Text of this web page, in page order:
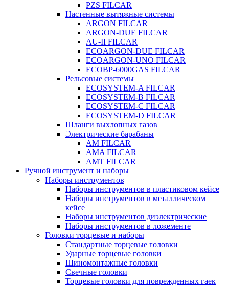
PZS FILCAR
Настенные вытяжные системы
ARGON FILCAR
ARGON-DUE FILCAR
AU-II FILCAR
ECOARGON-DUE FILCAR
ECOARGON-UNO FILCAR
ECOBP-6000GAS FILCAR
Рельсовые системы
ECOSYSTEM-A FILCAR
ECOSYSTEM-B FILCAR
ECOSYSTEM-C FILCAR
ECOSYSTEM-D FILCAR
Шланги выхлопных газов
Электрические барабаны
AM FILCAR
AMA FILCAR
AMT FILCAR
Ручной инструмент и наборы
Наборы инструментов
Наборы инструментов в пластиковом кейсе
Наборы инструментов в металлическом
кейсе
Наборы инструментов диэлектрические
Наборы инструментов в ложементе
Головки торцевые и наборы
Стандартные торцевые головки
Ударные торцевые головки
Шиномонтажные головки
Свечные головки
Торцевые головки для поврежденных гаек